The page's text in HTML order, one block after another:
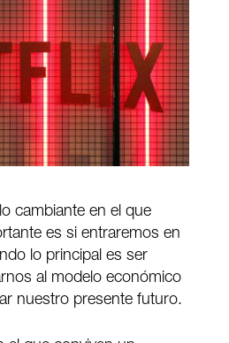
cambiante en el que
es si entraremos en
lo principal es ser
al modelo económico
nuestro presente futuro.